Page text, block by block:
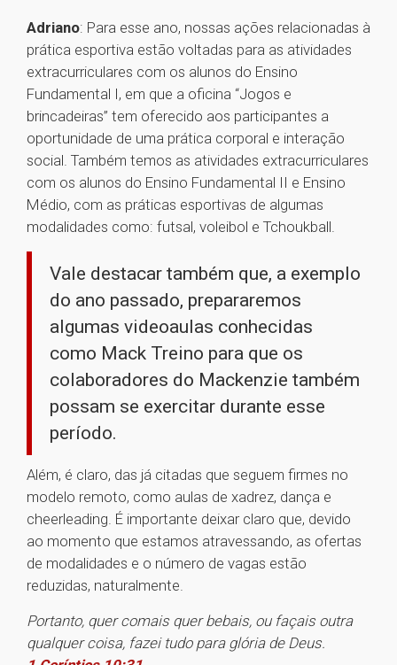
Adriano: Para esse ano, nossas ações relacionadas à
prática esportiva estão voltadas para as atividades
extracurriculares com os alunos do Ensino
Fundamental I, em que a oficina “Jogos e
brincadeiras” tem oferecido aos participantes a
oportunidade de uma prática corporal e interação
social. Também temos as atividades extracurriculares
com os alunos do Ensino Fundamental II e Ensino
Médio, com as práticas esportivas de algumas
modalidades como: futsal, voleibol e Tchoukball.
Vale destacar também que, a exemplo
do ano passado, prepararemos
algumas videoaulas conhecidas
como Mack Treino para que os
colaboradores do Mackenzie também
possam se exercitar durante esse
período.
Além, é claro, das já citadas que seguem firmes no
modelo remoto, como aulas de xadrez, dança e
cheerleading. É importante deixar claro que, devido
ao momento que estamos atravessando, as ofertas
de modalidades e o número de vagas estão
reduzidas, naturalmente.
Portanto, quer comais quer bebais, ou façais outra
qualquer coisa, fazei tudo para glória de Deus.